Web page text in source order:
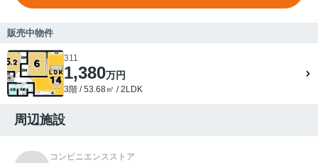
販売中物件
311
1,380万円
3階 / 53.68㎡ / 2LDK
周辺施設
コンビニエンスストア